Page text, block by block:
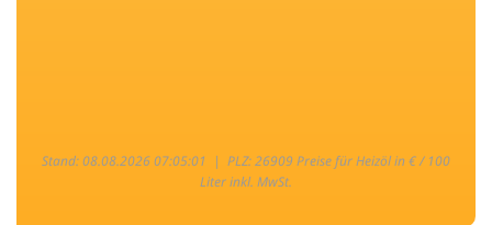
Stand: 08.08.2026 07:05:01 | PLZ: 26909 Preise für Heizöl in € / 100
Liter inkl. MwSt.